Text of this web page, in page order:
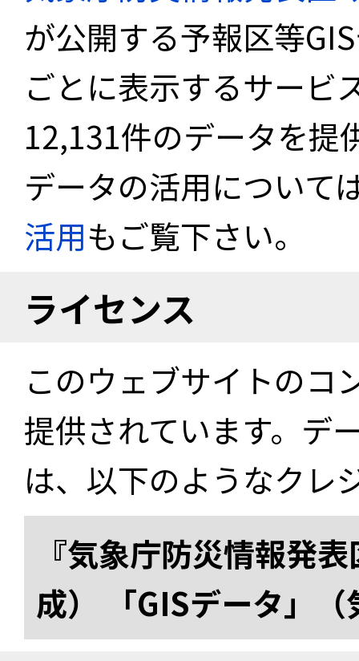
が公開する予報区等
ごとに表示するサービ
12,131件のデータを提
データの活用について
活用もご覧下さい。
ライセンス
このウェブサイトのコ
提供されています。デ
は、以下のようなクレ
『気象庁防災情報発
成） 「GISデータ」